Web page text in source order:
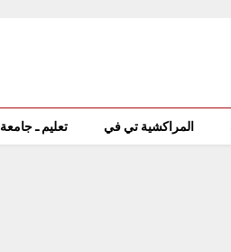
المراكشية تي في تعليم ـ جامعة